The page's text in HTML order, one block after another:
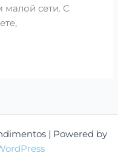
малой сети. С
| Powered by